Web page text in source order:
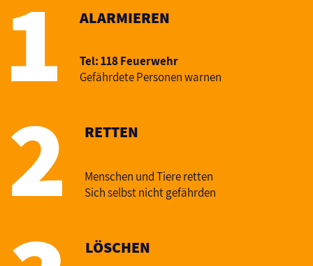
ALARMIEREN
Tel: 118 Feuerwehr
Gefährdete Personen warnen
RETTEN
Menschen und Tiere retten
Sich selbst nicht gefährden
LÖSCHEN